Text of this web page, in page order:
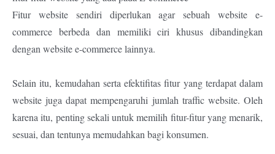
Fitur website sendiri diperlukan agar sebuah website e-
commerce berbeda dan memiliki ciri khusus dibandingkan
dengan website e-commerce lainnya.
Selain itu, kemudahan serta efektifitas fitur yang terdapat dalam
website juga dapat mempengaruhi jumlah traffic website. Oleh
karena itu, penting sekali untuk memilih fitur-fitur yang menarik,
sesuai, dan tentunya memudahkan bagi konsumen.